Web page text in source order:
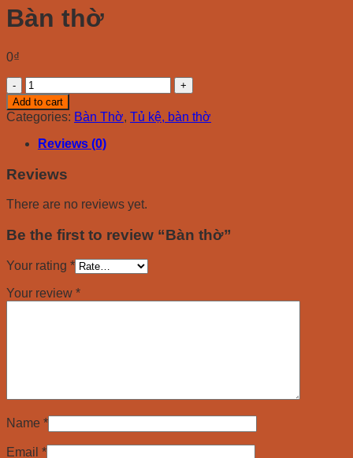
Bàn thờ
0₫
Bàn
thờ
quantity
Add to cart
Categories: Bàn Thờ, Tủ kệ, bàn thờ
Reviews (0)
Reviews
There are no reviews yet.
Be the first to review “Bàn thờ”
Your rating *
Your review *
Name *
Email *